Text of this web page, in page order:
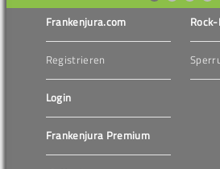
Frankenjura.com
Registrieren
Login
Frankenjura Premium